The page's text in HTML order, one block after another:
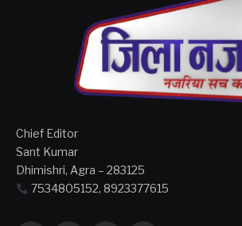
Chief Editor
Sant Kumar
Dhimishri, Agra – 283125
7534805152, 8923377615